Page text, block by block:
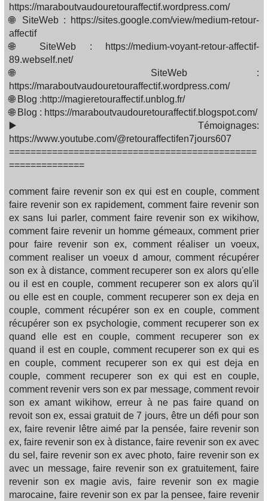
https://maraboutvaudouretouraffectif.wordpress.com/
🌐 SiteWeb : https://sites.google.com/view/medium-retour-
affectif
🌐 SiteWeb : https://medium-voyant-retour-affectif-
89.webself.net/
🌐 SiteWeb :
https://maraboutvaudouretouraffectif.wordpress.com/
🌐 Blog :http://magieretouraffectif.unblog.fr/
🌐 Blog : https://maraboutvaudouretouraffectif.blogspot.com/
▶️ Témoignages:
https://www.youtube.com/@retouraffectifen7jours607
==============================================
==============
comment faire revenir son ex qui est en couple, comment
faire revenir son ex rapidement, comment faire revenir son
ex sans lui parler, comment faire revenir son ex wikihow,
comment faire revenir un homme gémeaux, comment prier
pour faire revenir son ex, comment réaliser un voeux,
comment realiser un voeux d amour, comment récupérer
son ex à distance, comment recuperer son ex alors qu'elle
ou il est en couple, comment recuperer son ex alors qu'il
ou elle est en couple, comment recuperer son ex deja en
couple, comment récupérer son ex en couple, comment
récupérer son ex psychologie, comment recuperer son ex
quand elle est en couple, comment recuperer son ex
quand il est en couple, comment recuperer son ex qui es
en couple, comment recuperer son ex qui est deja en
couple, comment recuperer son ex qui est en couple,
comment revenir vers son ex par message, comment revoir
son ex amant wikihow, erreur à ne pas faire quand on
revoit son ex, essai gratuit de 7 jours, être un défi pour son
ex, faire revenir lêtre aimé par la pensée, faire revenir son
ex, faire revenir son ex à distance, faire revenir son ex avec
du sel, faire revenir son ex avec photo, faire revenir son ex
avec un message, faire revenir son ex gratuitement, faire
revenir son ex magie avis, faire revenir son ex magie
marocaine, faire revenir son ex par la pensee, faire revenir